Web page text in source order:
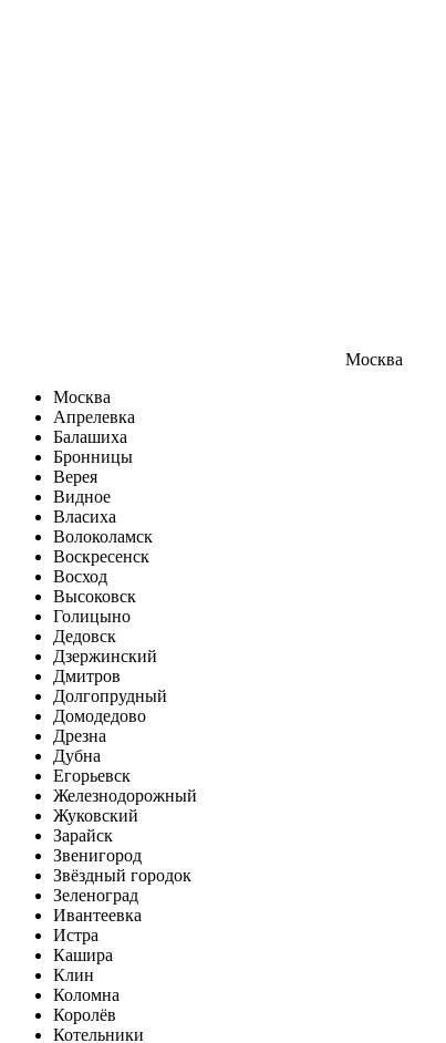
Москва
Москва
Апрелевка
Балашиха
Бронницы
Верея
Видное
Власиха
Волоколамск
Воскресенск
Восход
Высоковск
Голицыно
Дедовск
Дзержинский
Дмитров
Долгопрудный
Домодедово
Дрезна
Дубна
Егорьевск
Железнодорожный
Жуковский
Зарайск
Звенигород
Звёздный городок
Зеленоград
Ивантеевка
Истра
Кашира
Клин
Коломна
Королёв
Котельники